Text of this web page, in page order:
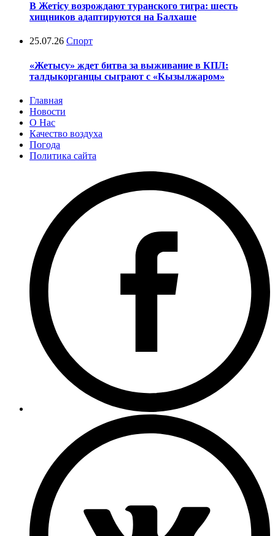
В Жетісу возрождают туранского тигра: шесть
хищников адаптируются на Балхаше
25.07.26 Спорт
«Жетысу» ждет битва за выживание в КПЛ:
талдыкорганцы сыграют с «Кызылжаром»
Главная
Новости
О Нас
Качество воздуха
Погода
Политика сайта